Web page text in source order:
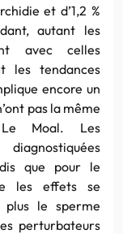
et d’1,2 %
autant les
avec celles
les tendances
encore un
pas la même
Moal. Les
que pour le
les effets se
plus le sperme
perturbateurs